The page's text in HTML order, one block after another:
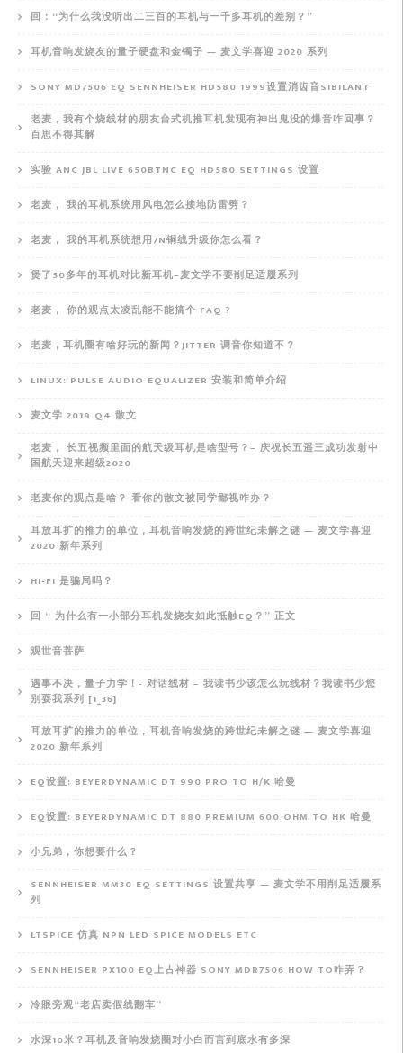
回：“为什么我没听出二三百的耳机与一千多耳机的差别？”
耳机音响发烧友的量子硬盘和金镯子 — 麦文学喜迎 2020 系列
SONY MD7506 EQ SENNHEISER HD580 1999设置消齿音SIBILANT
老麦，我有个烧线材的朋友台式机推耳机发现有神出鬼没的爆音咋回事？
百思不得其解
实验 ANC JBL LIVE 650BTNC EQ HD580 SETTINGS 设置
老麦， 我的耳机系统用风电怎么接地防雷劈？
老麦， 我的耳机系统想用7N铜线升级你怎么看？
煲了50多年的耳机对比新耳机–麦文学不要削足适履系列
老麦， 你的观点太凌乱能不能搞个 FAQ ?
老麦，耳机圈有啥好玩的新闻？JITTER 调音你知道不？
LINUX: PULSE AUDIO EQUALIZER 安装和简单介绍
麦文学 2019 Q4 散文
老麦， 长五视频里面的航天级耳机是啥型号？– 庆祝长五遥三成功发射中
国航天迎来超级2020
老麦你的观点是啥？ 看你的散文被同学鄙视咋办？
耳放耳扩的推力的单位，耳机音响发烧的跨世纪未解之谜 — 麦文学喜迎
2020 新年系列
HI-FI 是骗局吗？
回 “ 为什么有一小部分耳机发烧友如此抵触EQ？” 正文
观世音菩萨
遇事不决，量子力学！- 对话线材 – 我读书少该怎么玩线材？我读书少您
别耍我系列 [1_36]
耳放耳扩的推力的单位，耳机音响发烧的跨世纪未解之谜 — 麦文学喜迎
2020 新年系列
EQ设置: BEYERDYNAMIC DT 990 PRO TO H/K 哈曼
EQ设置: BEYERDYNAMIC DT 880 PREMIUM 600 OHM TO HK 哈曼
小兄弟，你想要什么？
SENNHEISER MM30 EQ SETTINGS 设置共享 — 麦文学不用削足适履系
列
LTSPICE 仿真 NPN LED SPICE MODELS ETC
SENNHEISER PX100 EQ上古神器 SONY MDR7506 HOW TO咋弄？
冷眼旁观“老店卖假线翻车”
水深10米？耳机及音响发烧圈对小白而言到底水有多深